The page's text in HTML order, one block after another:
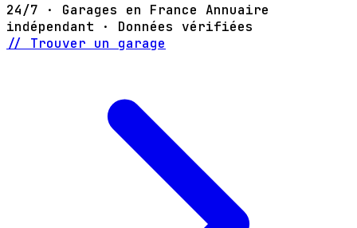
24/7 · Garages en France Annuaire
indépendant · Données vérifiées
// Trouver un garage